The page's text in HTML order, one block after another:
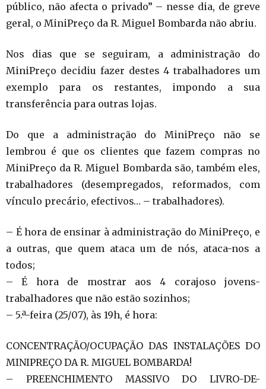
público, não afecta o privado” – nesse dia, de greve
geral, o MiniPreço da R. Miguel Bombarda não abriu.
Nos dias que se seguiram, a administração do
MiniPreço decidiu fazer destes 4 trabalhadores um
exemplo para os restantes, impondo a sua
transferência para outras lojas.
Do que a administração do MiniPreço não se
lembrou é que os clientes que fazem compras no
MiniPreço da R. Miguel Bombarda são, também eles,
trabalhadores (desempregados, reformados, com
vínculo precário, efectivos… – trabalhadores).
– É hora de ensinar à administração do MiniPreço, e
a outras, que quem ataca um de nós, ataca-nos a
todos;
– É hora de mostrar aos 4 corajoso jovens-
trabalhadores que não estão sozinhos;
– 5.ª-feira (25/07), às 19h, é hora:
CONCENTRAÇÃO/OCUPAÇÃO DAS INSTALAÇÕES DO
MINIPREÇO DA R. MIGUEL BOMBARDA!
– PREENCHIMENTO MASSIVO DO LIVRO-DE-